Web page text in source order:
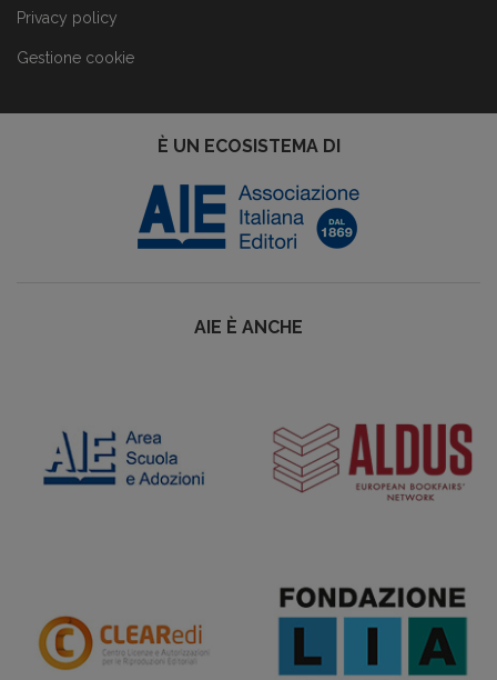
Privacy policy
Gestione cookie
È UN ECOSISTEMA DI
AIE È ANCHE